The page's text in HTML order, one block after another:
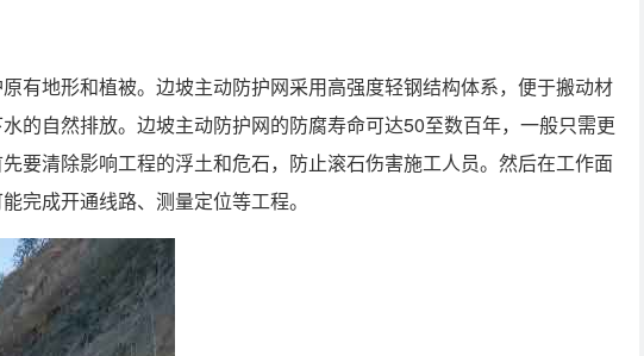
有地形和植被。边坡主动防护网采用高强度轻钢结构体系，便于搬动材
的自然排放。边坡主动防护网的防腐寿命可达50至数百年，一般只需更
要清除影响工程的浮土和危石，防止滚石伤害施工人员。然后在工作面
完成开通线路、测量定位等工程。